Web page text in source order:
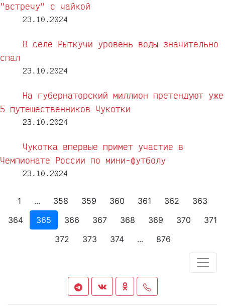
"встречу" с чайкой
23.10.2024
В селе Рыткучи уровень воды значительно
спал
23.10.2024
На губернаторский миллион претендуют уже
5 путешественников Чукотки
23.10.2024
Чукотка впервые примет участие в
Чемпионате России по мини-футболу
23.10.2024
1 ... 358 359 360 361 362
363
364
365 366 367 368 369 370
371
372
373 374 ... 876